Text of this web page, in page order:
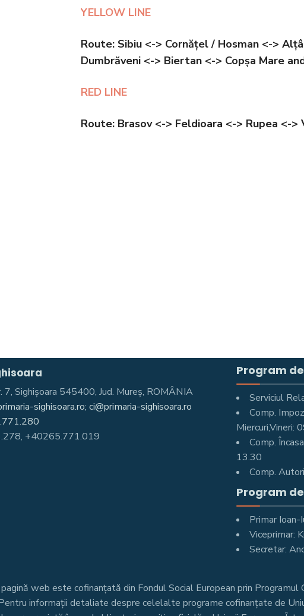
YELLOW LINE
Route: Sibiu <-> Cornățel / Hosman <->
Dumbrăveni <-> Biertan <-> Copșa Mare
RED LINE
Route: Brasov<-> Feldioara <-> Rupea <->
7, Sighişoara 545400, Jud. Mureş, ROMÂNIA
sighisoara.ro; ci@primaria-sighisoara.ro
+40265.771.019
Program
Serviciul
Comp.
Miercuri,Vineri:
Comp.
13.30
Comp.
Program
Primar
Viceprimar:
Secretar:
web este cofinanțată din Fondul Social European prin
informații detaliate despre celelalte programe cofinanțate de